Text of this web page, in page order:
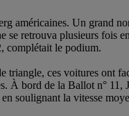
américaines. Un grand
retrouva plusieurs fois
complétait le podium.
ces voitures ont
À bord de la Ballot n°
soulignant la vitesse